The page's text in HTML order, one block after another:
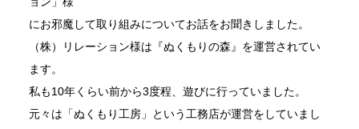
にお邪魔して取り組みについてお話をお聞きしました。
（株）リレーション様は『ぬくもりの森』を運営されてい
ます。
私も10年くらい前から3度程、遊びに行っていました。
元々は「ぬくもり工房」という工務店が運営をしていまし